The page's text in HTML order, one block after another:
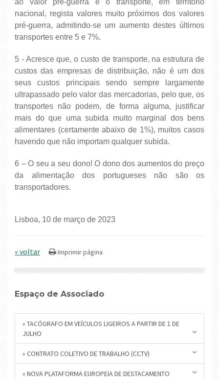
ao valor pré-guerra e o transporte, em território
nacional, regista valores muito próximos dos valores
pré-guerra, admitindo-se um aumento destes últimos
transportes entre 5 e 7%.
5 - Acresce que, o custo de transporte, na estrutura de
custos das empresas de distribuição, não é um dos
seus custos principais sendo sempre largamente
ultrapassado pelo valor das mercadorias, pelo que, os
transportes não podem, de forma alguma, justificar
mais do que uma subida muito marginal dos bens
alimentares (certamente abaixo de 1%), muitos casos
havendo que não importam qualquer subida.
6 – O seu a seu dono! O dono dos aumentos do preço
da alimentação dos portugueses não são os
transportadores.
Lisboa, 10 de março de 2023
« voltar
Espaço de Associado
» TACÓGRAFO EM VEÍCULOS LIGEIROS A PARTIR DE 1 DE
JULHO
» CONTRATO COLETIVO DE TRABALHO (CCTV)
» NOVA PLATAFORMA EUROPEIA DE DESTACAMENTO